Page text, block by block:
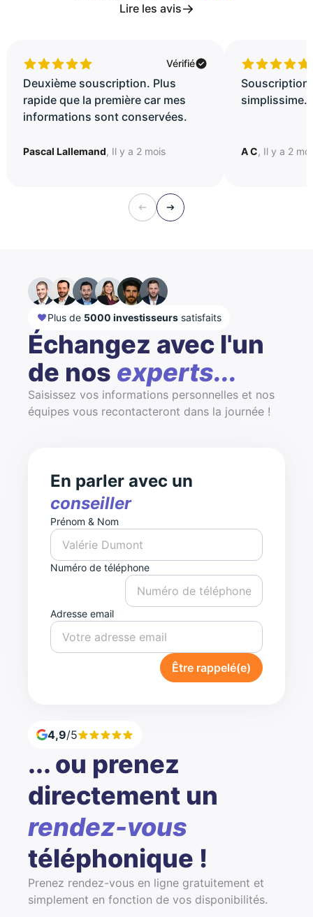
Lire les avis
Vérifié
Deuxième souscription. Plus
rapide que la première car mes
informations sont conservées.
Pascal Lallemand, Il y a 2 mois
Souscription
A C, Il y a 2
Plus de 5000 investisseurs satisfaits
Échangez avec l'un
de nos experts...
Saisissez vos informations personnelles et nos
équipes vous recontacteront dans la journée !
En parler avec un
conseiller
Prénom & Nom
Numéro de téléphone
Adresse email
Être rappelé(e)
4,9/5
... ou prenez
directement un
rendez-vous
téléphonique !
Prenez rendez-vous en ligne gratuitement et
simplement en fonction de vos disponibilités.